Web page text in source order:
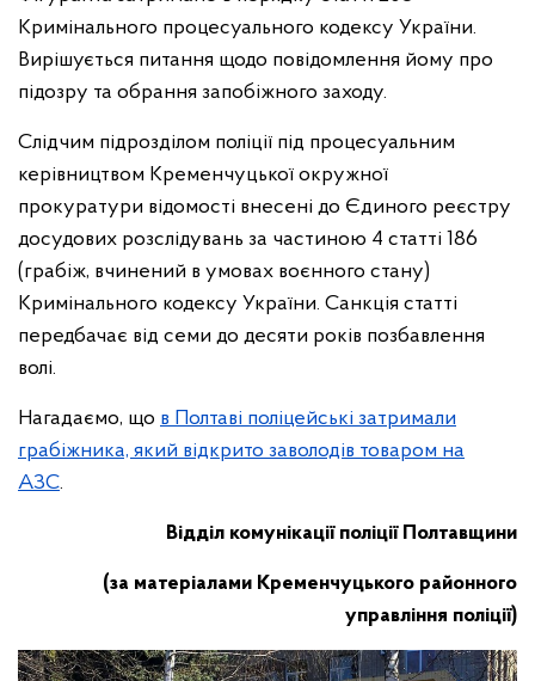
Кримінального процесуального кодексу України.
Вирішується питання щодо повідомлення йому про
підозру та обрання запобіжного заходу.
Слідчим підрозділом поліції під процесуальним
керівництвом Кременчуцької окружної
прокуратури відомості внесені до Єдиного реєстру
досудових розслідувань за частиною 4 статті 186
(грабіж, вчинений в умовах воєнного стану)
Кримінального кодексу України. Санкція статті
передбачає від семи до десяти років позбавлення
волі.
Нагадаємо, що в Полтаві поліцейські затримали
грабіжника, який відкрито заволодів товаром на
АЗС.
Відділ комунікації поліції Полтавщини
(за матеріалами Кременчуцького районного
управління поліції)